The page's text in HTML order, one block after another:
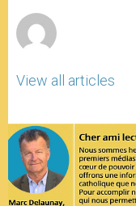
View all articles